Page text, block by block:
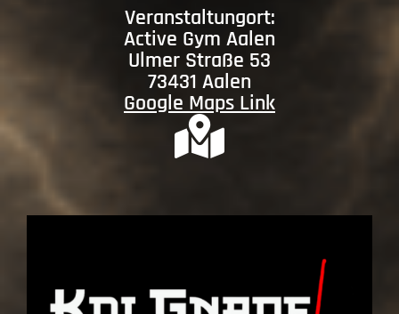
Veranstaltungort:
Active Gym Aalen
Ulmer Straße 53
73431 Aalen
Google Maps Link